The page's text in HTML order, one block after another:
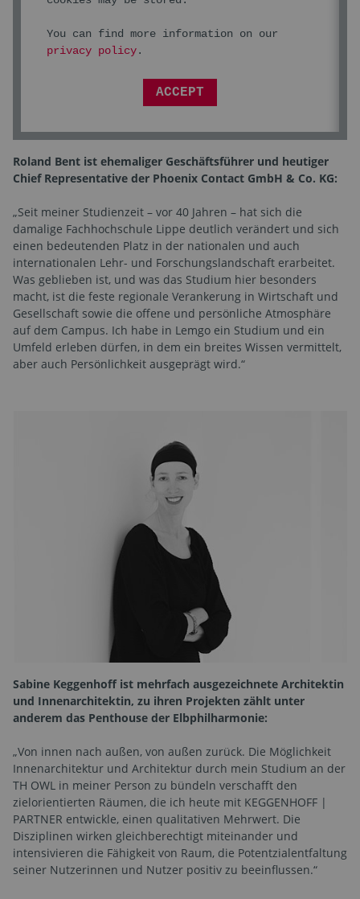
You can find more information on our
privacy policy.
ACCEPT
Roland Bent ist ehemaliger Geschäftsführer und heutiger
Chief Representative der Phoenix Contact GmbH & Co. KG:
„Seit meiner Studienzeit ­– vor 40 Jahren – hat sich die
damalige Fachhochschule Lippe deutlich verändert und sich
einen bedeutenden Platz in der nationalen und auch
internationalen Lehr- und Forschungslandschaft erarbeitet.
Was geblieben ist, und was das Studium hier besonders
macht, ist die feste regionale Verankerung in Wirtschaft und
Gesellschaft sowie die offene und persönliche Atmosphäre
auf dem Campus. Ich habe in Lemgo ein Studium und ein
Umfeld erleben dürfen, in dem ein breites Wissen vermittelt,
aber auch Persönlichkeit ausgeprägt wird.“
Sabine Keggenhoff ist mehrfach ausgezeichnete Architektin
und Innenarchitektin, zu ihren Projekten zählt unter
anderem das Penthouse der Elbphilharmonie:
„Von innen nach außen, von außen zurück. Die Möglichkeit
Innenarchitektur und Architektur durch mein Studium an der
TH OWL in meiner Person zu bündeln verschafft den
zielorientierten Räumen, die ich heute mit KEGGENHOFF |
PARTNER entwickle, einen qualitativen Mehrwert. Die
Disziplinen wirken gleichberechtigt miteinander und
intensivieren die Fähigkeit von Raum, die Potentzialentfaltung
seiner Nutzerinnen und Nutzer positiv zu beeinflussen.“